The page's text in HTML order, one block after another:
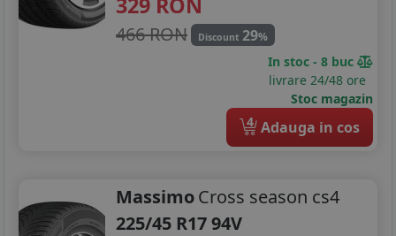
466 RON Discount 29%
In stoc - 8 buc
livrare 24/48 ore
Stoc magazin
4 Adauga in cos
MassimoCross season cs4
225/45 R17 94V